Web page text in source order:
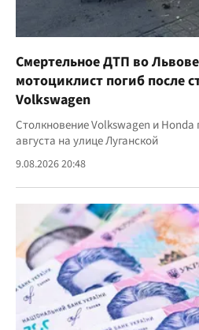
Смертельное ДТП во
мотоциклист погиб после
Volkswagen
Столкновение Volkswagen и
августа на улице Луганской
9.08.2026 20:48